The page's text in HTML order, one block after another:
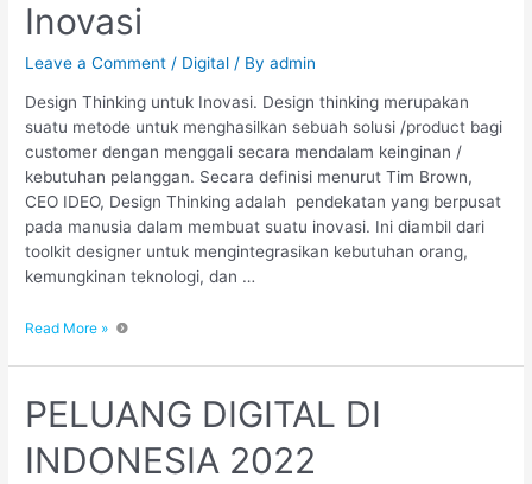
Inovasi
Leave a Comment / Digital / Byadmin
Design Thinking untuk Inovasi. Design thinking merupakan
suatu metode untuk menghasilkan sebuah solusi /product bagi
customer dengan menggali secara mendalam keinginan /
kebutuhan pelanggan. Secara definisi menurut Tim Brown,
CEO IDEO, Design Thinking adalah pendekatan yang berpusat
pada manusia dalam membuat suatu inovasi. Ini diambil dari
toolkit designer untuk mengintegrasikan kebutuhan orang,
kemungkinan teknologi, dan …
Read More »
PELUANG DIGITAL DI
INDONESIA 2022